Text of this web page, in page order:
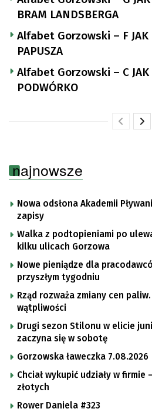
BRAM LANDSBERGA
Alfabet Gorzowski – F JAK
PAPUSZA
Alfabet Gorzowski – C JAK
PODWÓRKO
najnowsze
Nowa odsłona Akademii
zapisy
Walka z podtopieniami po
kilku ulicach Gorzowa
Nowe pieniądze dla
przyszłym tygodniu
Rząd rozważa zmiany cen
wątpliwości
Drugi sezon Stilonu w elicie
zaczyna się w sobotę
Gorzowska ławeczka 7.08.2026
Chciał wykupić udziały w firmie
złotych
Rower Daniela #323